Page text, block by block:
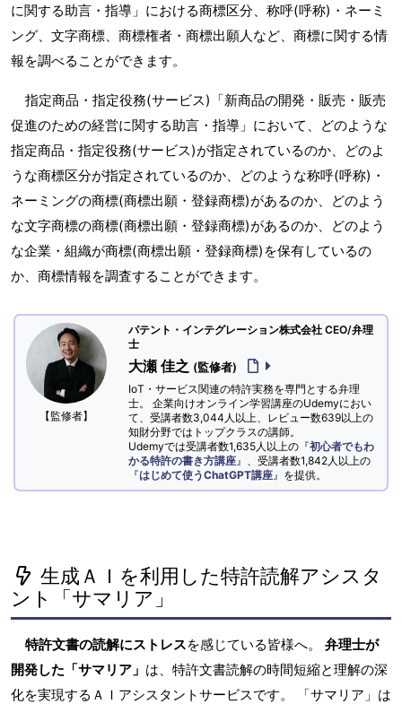
に関する助言・指導」における商標区分、称呼(呼称)・ネーミ
ング、文字商標、商標権者・商標出願人など、商標に関する情
報を調べることができます。
指定商品・指定役務(サービス)「新商品の開発・販売・販売
促進のための経営に関する助言・指導」において、どのような
指定商品・指定役務(サービス)が指定されているのか、どのよ
うな商標区分が指定されているのか、どのような称呼(呼称)・
ネーミングの商標(商標出願・登録商標)があるのか、どのよう
な文字商標の商標(商標出願・登録商標)があるのか、どのよう
な企業・組織が商標(商標出願・登録商標)を保有しているの
か、商標情報を調査することができます。
【監修者】
パテント・インテグレーション株式会社 CEO/弁理
士
大瀬 佳之 (監修者)
IoT・サービス関連の特許実務を専門とする弁理
士。 企業向けオンライン学習講座のUdemyにおい
て、受講者数3,044人以上、レビュー数639以上の
知財分野ではトップクラスの講師。
Udemyでは受講者数1,635人以上の『初心者でもわ
かる特許の書き方講座 』、受講者数1,842人以上の
『はじめて使うChatGPT講座 』を提供。
生成ＡＩを利用した特許読解アシスタ
ント「サマリア」
特許文書の読解にストレスを感じている皆様へ。 弁理士が
開発した「サマリア」 は、特許文書読解の時間短縮と理解の深
化を実現するＡＩアシスタントサービスです。 「サマリア」は